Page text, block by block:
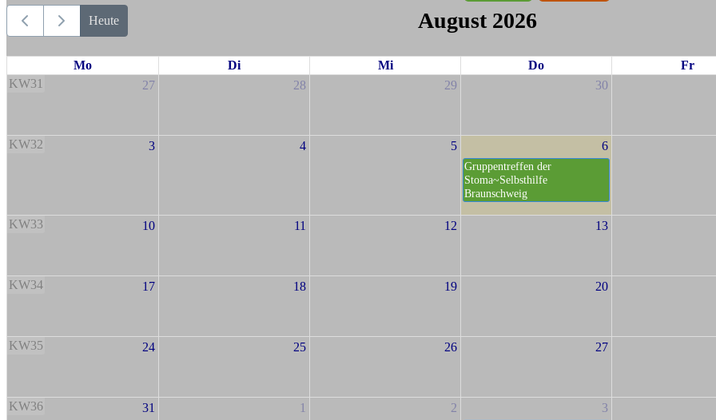
Heute August 2026
Mo Di Mi Do
Fr
KW31
27 28 29 30
KW32 3 4 5 6
Gruppentreffen der
Stoma~Selbsthilfe
Braunschweig
KW33 10 11 12 13
KW34 17 18 19 20
KW35 24 25 26 27
KW36 31 1 2 3